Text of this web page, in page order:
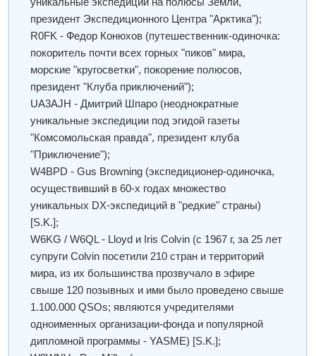
президент Экспедиционного Центра "Арктика");
R0FK - Федор Конюхов (путешественник-одиночка:
покоритель почти всех горных "пиков" мира,
морские "кругосветки", покорение полюсов,
президент "Клуба приключений");
UA3AJH - Дмитрий Шпаро (неоднократные
уникальные экспедиции под эгидой газеты
"Комсомольская правда", президент клуба
"Приключение");
W4BPD - Gus Browning (экспедиционер-одиночка,
осуществивший в 60-х годах множество
уникальных DX-экспедиций в "редкие" страны)
[S.K.];
W6KG / W6QL - Lloyd и Iris Colvin (с 1967 г, за 25 лет
супруги Colvin посетили 210 стран и территорий
мира, из их большинства прозвучало в эфире
свыше 120 позывных и ими было проведено свыше
1.100.000 QSOs; являются учредителями
одноименных организации-фонда и популярной
дипломной программы - YASME) [S.K.];